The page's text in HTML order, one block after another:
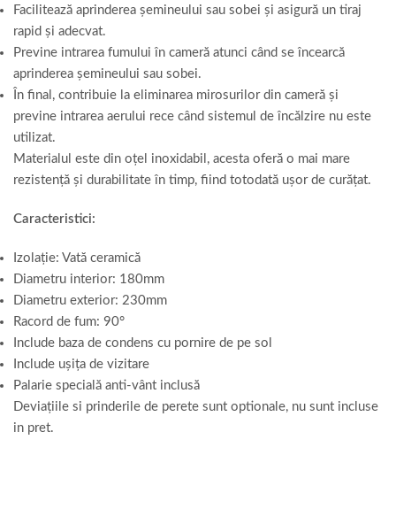
Facilitează aprinderea șemineului sau sobei și asigură un tiraj
rapid și adecvat.
Previne intrarea fumului în cameră atunci când se încearcă
aprinderea șemineului sau sobei.
În final, contribuie la eliminarea mirosurilor din cameră și
previne intrarea aerului rece când sistemul de încălzire nu este
utilizat.
Materialul este din oțel inoxidabil, acesta oferă o mai mare
rezistență și durabilitate în timp, fiind totodată ușor de curățat.
Caracteristici:
Izolație: Vată ceramică
Diametru interior: 180mm
Diametru exterior: 230mm
Racord de fum: 90°
Include baza de condens cu pornire de pe sol
Include ușița de vizitare
Palarie specială anti-vânt inclusă
Deviațiile si prinderile de perete sunt optionale, nu sunt incluse
in pret.